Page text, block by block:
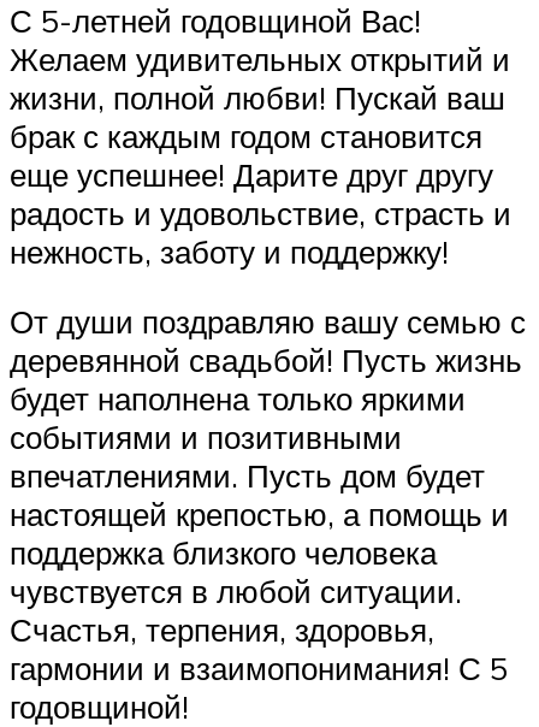
С 5-летней годовщиной Вас!
Желаем удивительных открытий и
жизни, полной любви! Пускай ваш
брак с каждым годом становится
еще успешнее! Дарите друг другу
радость и удовольствие, страсть и
нежность, заботу и поддержку!
От души поздравляю вашу семью с
деревянной свадьбой! Пусть жизнь
будет наполнена только яркими
событиями и позитивными
впечатлениями. Пусть дом будет
настоящей крепостью, а помощь и
поддержка близкого человека
чувствуется в любой ситуации.
Счастья, терпения, здоровья,
гармонии и взаимопонимания! С 5
годовщиной!